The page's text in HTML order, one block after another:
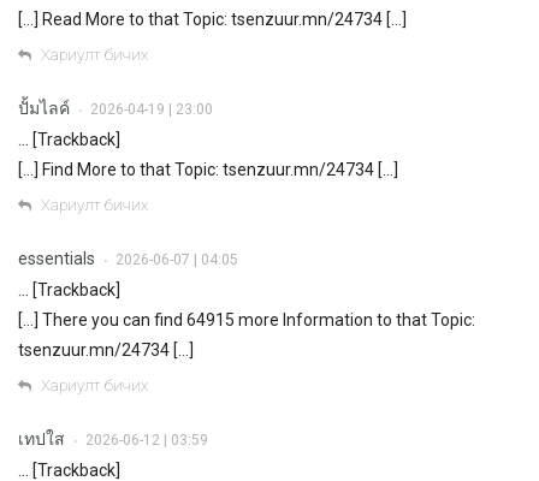
[…] Read More to that Topic: tsenzuur.mn/24734 […]
Хариулт бичих
ปั้มไลค์ • 2026-04-19 | 23:00
… [Trackback]
[…] Find More to that Topic: tsenzuur.mn/24734 […]
Хариулт бичих
essentials • 2026-06-07 | 04:05
… [Trackback]
[…] There you can find 64915 more Information to that Topic:
tsenzuur.mn/24734 […]
Хариулт бичих
เทปใส • 2026-06-12 | 03:59
… [Trackback]